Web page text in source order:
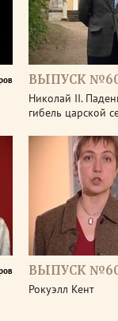
ВЫПУСК
Николай II.
гибель царской
ВЫПУСК
Рокуэлл Кент